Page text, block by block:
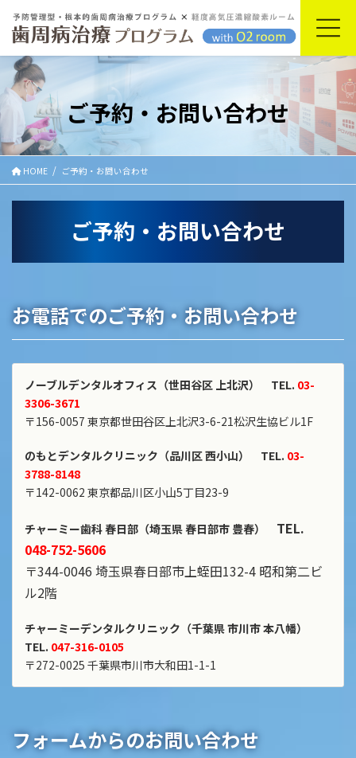
ン
に
動
ー
ョ
に
移
動
ご予約・お問い合わせ
HOME ご予約・お問い合わせ
ご予約・お問い合わせ
お電話でのご予約・お問い合わせ
ノーブルデンタルオフィス（世田谷区 上北沢） TEL. 03-
3306-3671
〒156-0057 東京都世田谷区上北沢3-6-21松沢生協ビル1F
のもとデンタルクリニック（品川区 西小山） TEL. 03-
3788-8148
〒142-0062 東京都品川区小山5丁目23-9
チャーミー歯科 春日部（埼玉県 春日部市 豊春）
TEL.
048-752-5606
〒344-0046 埼玉県春日部市上蛭田132-4 昭和第二ビ
ル2階
チャーミーデンタルクリニック（千葉県 市川市 本八幡）
TEL. 047-316-0105
〒272-0025 千葉県市川市大和田1-1-1
フォームからのお問い合わせ